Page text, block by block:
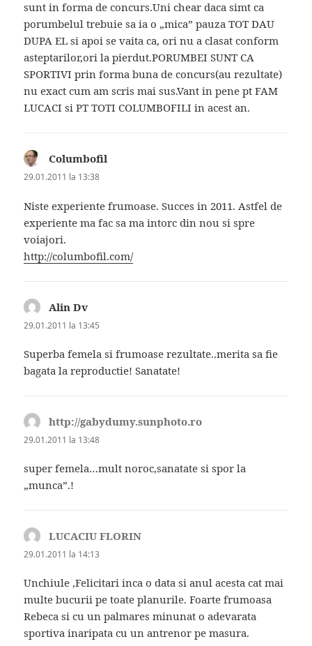
sunt in forma de concurs.Uni chear daca simt ca
porumbelul trebuie sa ia o „mica” pauza TOT DAU
DUPA EL si apoi se vaita ca, ori nu a clasat conform
asteptarilor,ori la pierdut.PORUMBEI SUNT CA
SPORTIVI prin forma buna de concurs(au rezultate)
nu exact cum am scris mai sus.Vant in pene pt FAM
LUCACI si PT TOTI COLUMBOFILI in acest an.
Columbofil
29.01.2011 la 13:38
Niste experiente frumoase. Succes in 2011. Astfel de
experiente ma fac sa ma intorc din nou si spre
voiajori.
http://columbofil.com/
Alin Dv
29.01.2011 la 13:45
Superba femela si frumoase rezultate..merita sa fie
bagata la reproductie! Sanatate!
http://gabydumy.sunphoto.ro
29.01.2011 la 13:48
super femela…mult noroc,sanatate si spor la
„munca”.!
LUCACIU FLORIN
29.01.2011 la 14:13
Unchiule ,Felicitari inca o data si anul acesta cat mai
multe bucurii pe toate planurile. Foarte frumoasa
Rebeca si cu un palmares minunat o adevarata
sportiva inaripata cu un antrenor pe masura.